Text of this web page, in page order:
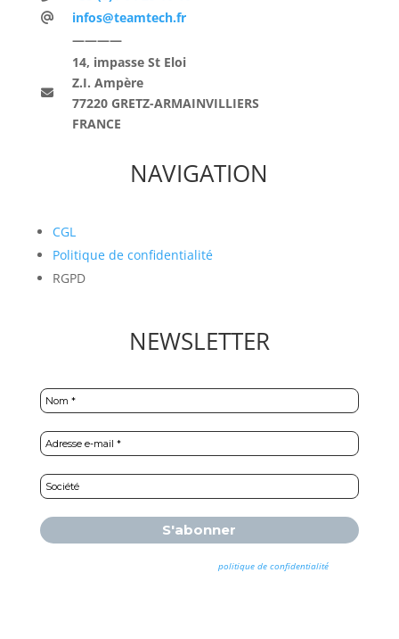
infos@teamtech.fr
————
14, impasse St Eloi
Z.I. Ampère
77220 GRETZ-ARMAINVILLIERS
FRANCE
NAVIGATION
CGL
Politique de confidentialité
RGPD
NEWSLETTER
politique de confidentialitépour
plus d’informations.